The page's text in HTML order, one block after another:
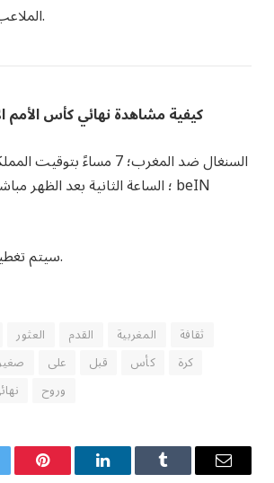
الملاعب لا تنتظر أي لاعب.
كيفية مشاهدة نهائي كأس الأمم
السنغال ضد المغرب؛ 7 مساءً
سيتم.
العثور القدم المغربية
ثقافة
على قبل كأس
كرة
وروح
Pinterest LinkedInTumblr Email